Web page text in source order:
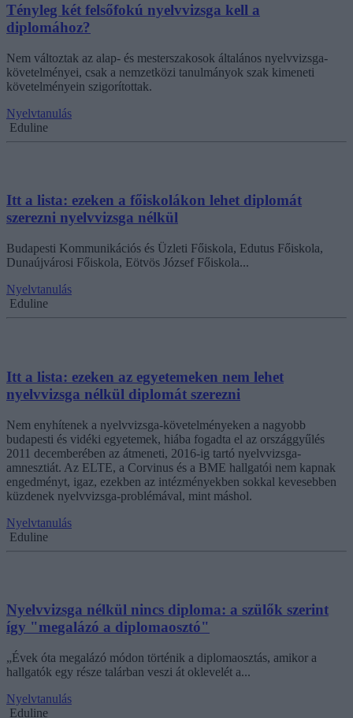
Tényleg két felsőfokú nyelvvizsga kell a
diplomához?
Nem változtak az alap- és mesterszakosok általános nyelvvizsga-
követelményei, csak a nemzetközi tanulmányok szak kimeneti
követelményein szigorítottak.
Nyelvtanulás
Eduline
Itt a lista: ezeken a főiskolákon lehet diplomát
szerezni nyelvvizsga nélkül
Budapesti Kommunikációs és Üzleti Főiskola, Edutus Főiskola,
Dunaújvárosi Főiskola, Eötvös József Főiskola...
Nyelvtanulás
Eduline
Itt a lista: ezeken az egyetemeken nem lehet
nyelvvizsga nélkül diplomát szerezni
Nem enyhítenek a nyelvvizsga-követelményeken a nagyobb
budapesti és vidéki egyetemek, hiába fogadta el az országgyűlés
2011 decemberében az átmeneti, 2016-ig tartó nyelvvizsga-
amnesztiát. Az ELTE, a Corvinus és a BME hallgatói nem kapnak
engedményt, igaz, ezekben az intézményekben sokkal kevesebben
küzdenek nyelvvizsga-problémával, mint máshol.
Nyelvtanulás
Eduline
Nyelvvizsga nélkül nincs diploma: a szülők szerint
így "megalázó a diplomaosztó"
„Évek óta megalázó módon történik a diplomaosztás, amikor a
hallgatók egy része talárban veszi át oklevelét a...
Nyelvtanulás
Eduline